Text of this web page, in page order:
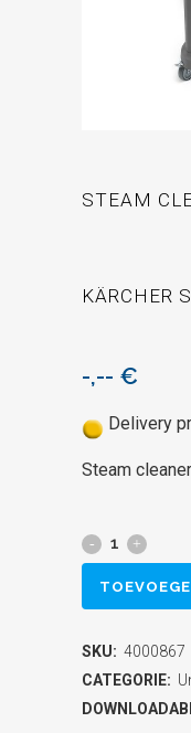
STEAM
KÄRCHER
-,-- €
Delivery
Steam
Steam
cleaner
Kärcher
SG
SKU: 4000867
CATEGORIE: